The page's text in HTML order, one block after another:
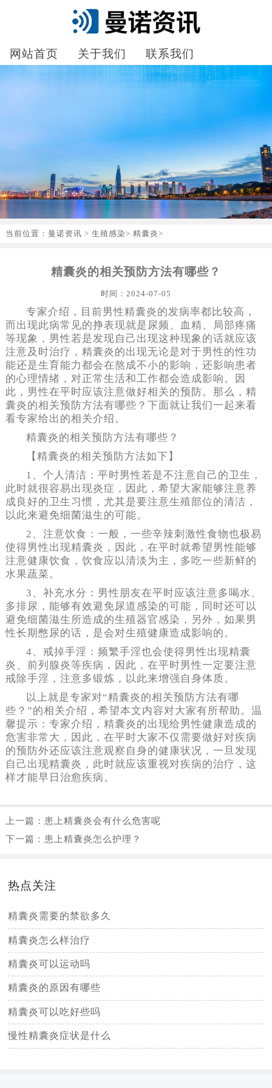
网站首页 关于我们 联系我们
当前位置： 曼诺资讯 > 生殖感染> 精囊炎>
精囊炎的相关预防方法有哪些？
时间：2024-07-05
专家介绍，目前男性精囊炎的发病率都比较高，
而出现此病常见的挣表现就是尿频、血精、局部疼痛
等现象，男性若是发现自己出现这种现象的话就应该
注意及时治疗，精囊炎的出现无论是对于男性的性功
能还是生育能力都会在熬成不小的影响，还影响患者
的心理情绪，对正常生活和工作都会造成影响。因
此，男性在平时应该注意做好相关的预防。那么，精
囊炎的相关预防方法有哪些？下面就让我们一起来看
看专家给出的相关介绍。
精囊炎的相关预防方法有哪些？
【精囊炎的相关预防方法如下】
1、个人清洁：平时男性若是不注意自己的卫生，
此时就很容易出现炎症，因此，希望大家能够注意养
成良好的卫生习惯，尤其是要注意生殖部位的清洁，
以此来避免细菌滋生的可能。
2、注意饮食：一般，一些辛辣刺激性食物也极易
使得男性出现精囊炎，因此，在平时就希望男性能够
注意健康饮食，饮食应以清淡为主，多吃一些新鲜的
水果蔬菜。
3、补充水分：男性朋友在平时应该注意多喝水、
多排尿，能够有效避免尿道感染的可能，同时还可以
避免细菌滋生所造成的生殖器官感染，另外，如果男
性长期憋尿的话，是会对生殖健康造成影响的。
4、戒掉手淫：频繁手淫也会使得男性出现精囊
炎、前列腺炎等疾病，因此，在平时男性一定要注意
戒除手淫，注意多锻炼，以此来增强自身体质。
以上就是专家对“精囊炎的相关预防方法有哪
些？”的相关介绍，希望本文内容对大家有所帮助。温
馨提示：专家介绍，精囊炎的出现给男性健康造成的
危害非常大，因此，在平时大家不仅需要做好对疾病
的预防外还应该注意观察自身的健康状况，一旦发现
自己出现精囊炎，此时就应该重视对疾病的治疗，这
样才能早日治愈疾病。
上一篇： 患上精囊炎会有什么危害呢
下一篇： 患上精囊炎怎么护理？
热点关注
精囊炎需要的禁欲多久
精囊炎怎么样治疗
精囊炎可以运动吗
精囊炎的原因有哪些
精囊炎可以吃好些吗
慢性精囊炎症状是什么